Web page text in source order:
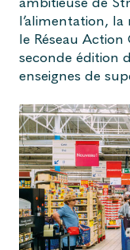
l’alimentation,
le Réseau
seconde édition
enseignes de